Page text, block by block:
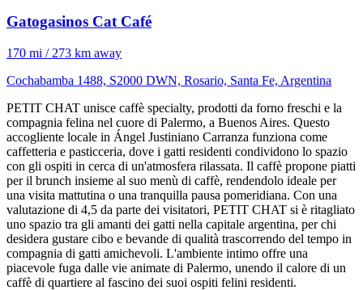
Gatogasinos Cat Café
170 mi / 273 km away
Cochabamba 1488, S2000 DWN, Rosario, Santa Fe, Argentina
PETIT CHAT unisce caffè specialty, prodotti da forno freschi e la
compagnia felina nel cuore di Palermo, a Buenos Aires. Questo
accogliente locale in Ángel Justiniano Carranza funziona come
caffetteria e pasticceria, dove i gatti residenti condividono lo spazio
con gli ospiti in cerca di un'atmosfera rilassata. Il caffè propone piatti
per il brunch insieme al suo menù di caffè, rendendolo ideale per
una visita mattutina o una tranquilla pausa pomeridiana. Con una
valutazione di 4,5 da parte dei visitatori, PETIT CHAT si è ritagliato
uno spazio tra gli amanti dei gatti nella capitale argentina, per chi
desidera gustare cibo e bevande di qualità trascorrendo del tempo in
compagnia di gatti amichevoli. L'ambiente intimo offre una
piacevole fuga dalle vie animate di Palermo, unendo il calore di un
caffè di quartiere al fascino dei suoi ospiti felini residenti.